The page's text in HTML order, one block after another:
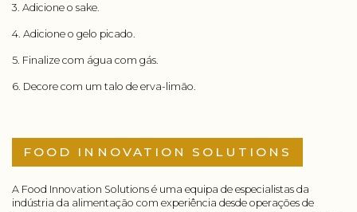
3. Adicione o sake.
4. Adicione o gelo picado.
5. Finalize com água com gás.
6. Decore com um talo de erva-limão.
FOOD INNOVATION SOLUTIONS
A Food Innovation Solutions é uma equipa de especialistas da
indústria da alimentação com experiência desde operações de